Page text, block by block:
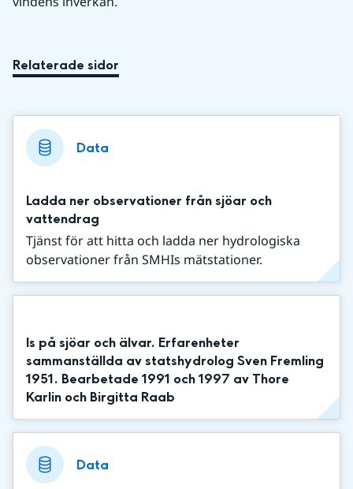
Relaterade sidor
Data
Ladda ner observationer från sjöar och
vattendrag
Tjänst för att hitta och ladda ner hydrologiska
observationer från SMHIs mätstationer.
Is på sjöar och älvar. Erfarenheter
sammanställda av statshydrolog Sven Fremling
1951. Bearbetade 1991 och 1997 av Thore
Karlin och Birgitta Raab
Data